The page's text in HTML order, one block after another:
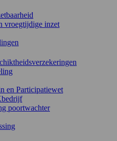
vroegtijdige inzet
en Participatiewet
poortwachter